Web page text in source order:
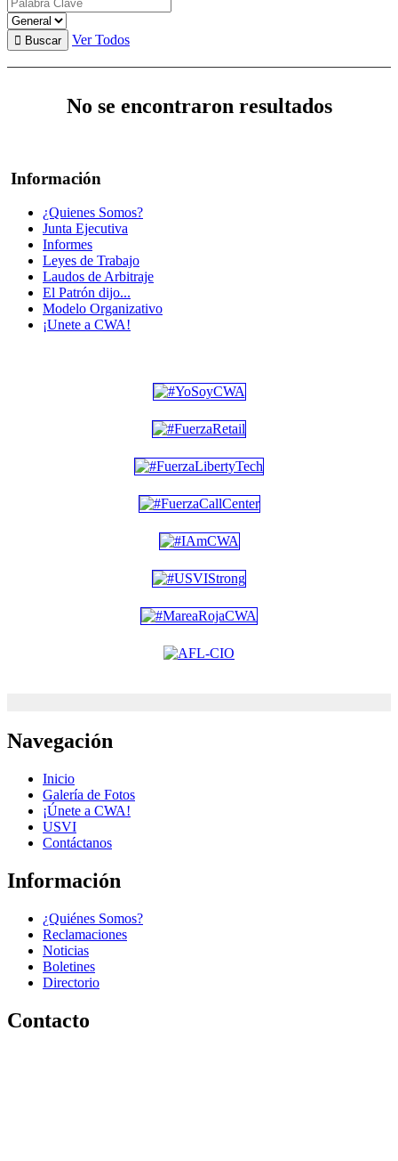
Ver Todos
No se encontraron resultados
Información
¿Quienes Somos?
Junta Ejecutiva
Informes
Leyes de Trabajo
Laudos de Arbitraje
El Patrón dijo...
Modelo Organizativo
¡Unete a CWA!
Navegación
Inicio
Galería de Fotos
¡Únete a CWA!
USVI
Contáctanos
Información
¿Quiénes Somos?
Reclamaciones
Noticias
Boletines
Directorio
Contacto